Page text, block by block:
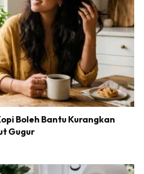
Boleh Bantu Kurangkan
Gugur